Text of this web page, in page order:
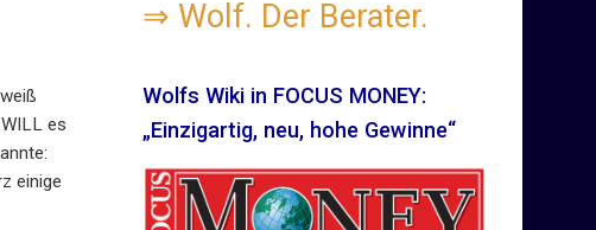
es
einige
⇒ Wolf. Der Berater.
Wolfs Wiki in FOCUS MONEY:
„Einzigartig, neu, hohe Gewinne“